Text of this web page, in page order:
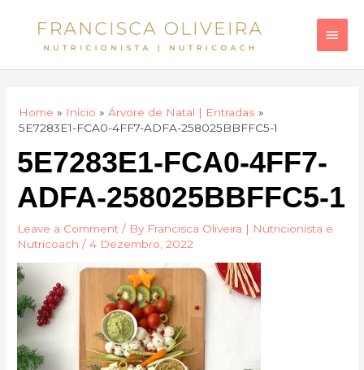
Home Início
Árvore de Natal | Entradas
5E7283E1-FCA0-4FF7-ADFA-258025BBFFC5-1
5E7283E1-FCA0-4FF7-
ADFA-258025BBFFC5-1
Leave a Comment / By Francisca Oliveira | Nutricionista e
Nutricoach/4 Dezembro, 2022